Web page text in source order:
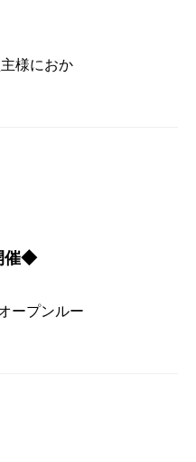
様におか
催◆
ープンルー